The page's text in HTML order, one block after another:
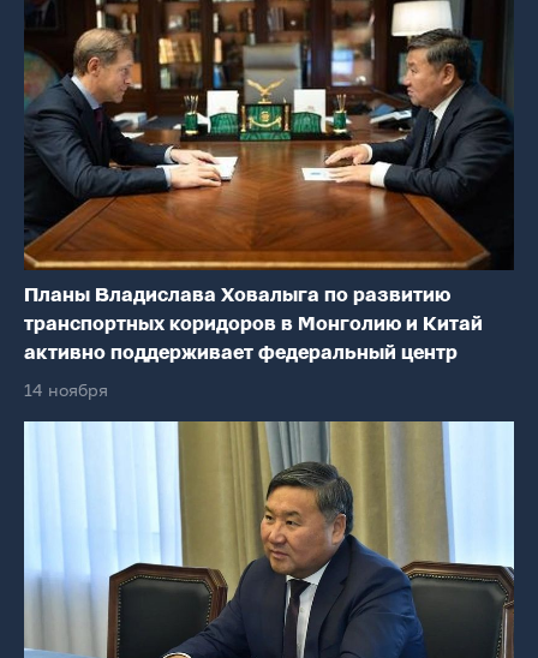
Планы Владислава Ховалыга по развитию
транспортных коридоров в Монголию и Китай
активно поддерживает федеральный центр
14 ноября